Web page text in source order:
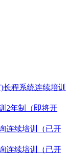
长程系统连续培训
2年制（即将开
连续培训（已开
连续培训（已开